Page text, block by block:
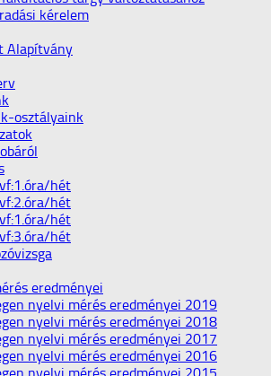
kérelem
Alapítvány
osztályaink
hét
hét
hét
hét
eredményei
nyelvi mérés eredményei 2019
nyelvi mérés eredményei 2018
nyelvi mérés eredményei 2017
nyelvi mérés eredményei 2016